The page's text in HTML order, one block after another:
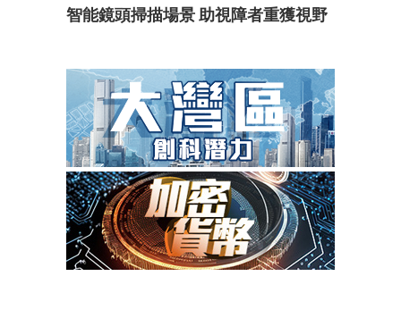
智能鏡頭掃描場景 助視障者重獲視野